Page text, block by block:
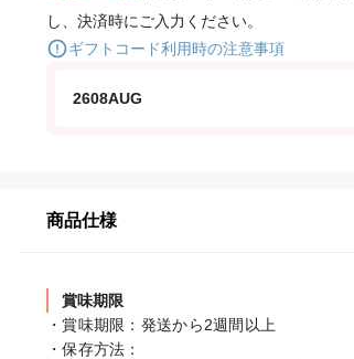
し、決済時にご入力ください。
ギフトコード利用時の注意事項
2608AUG
商品仕様
賞味期限
・賞味期限：発送から2週間以上
・保存方法：